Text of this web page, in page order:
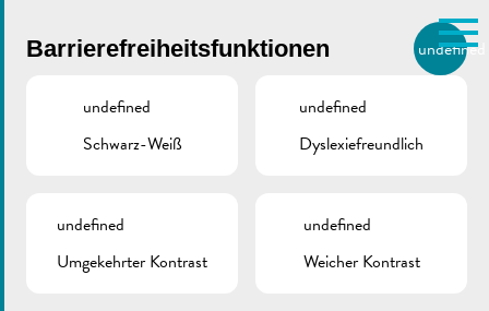
Muppeschwammen
Barrierefreiheitsfunktionen undefined
undefined
Schwarz-Weiß
undefined
Dyslexiefreundlich
undefined
Umgekehrter Kontrast
undefined
Weicher Kontrast